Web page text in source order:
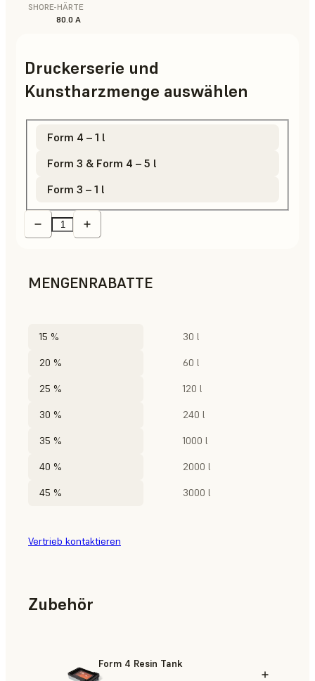
SHORE-HÄRTE
80.0 A
Druckerserie und
Kunstharzmenge auswählen
Form 4 – 1 l
Form 3 & Form 4 – 5 l
Form 3 – 1 l
MENGENRABATTE
15 % 30 l
20 % 60 l
25 % 120 l
30 % 240 l
35 % 1000 l
40 % 2000 l
45 % 3000 l
Vertrieb kontaktieren
Zubehör
Form 4 Resin Tank